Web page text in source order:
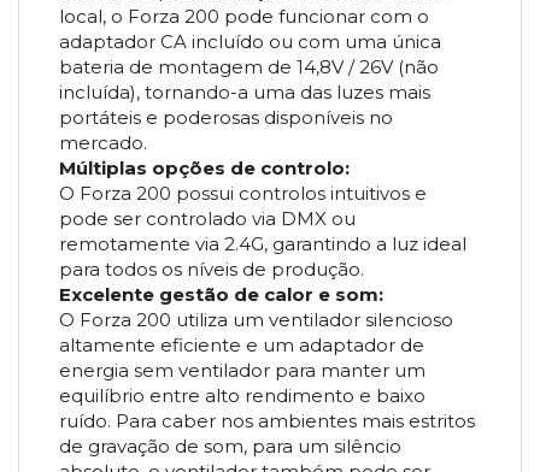
local, o Forza 200 pode funcionar com o
adaptador CA incluído ou com uma única
bateria de montagem de 14,8V / 26V (não
incluída), tornando-a uma das luzes mais
portáteis e poderosas disponíveis no
mercado.
Múltiplas opções de controlo:
O Forza 200 possui controlos intuitivos e
pode ser controlado via DMX ou
remotamente via 2.4G, garantindo a luz ideal
para todos os níveis de produção.
Excelente gestão de calor e som:
O Forza 200 utiliza um ventilador silencioso
altamente eficiente e um adaptador de
energia sem ventilador para manter um
equilíbrio entre alto rendimento e baixo
ruído. Para caber nos ambientes mais estritos
de gravação de som, para um silêncio